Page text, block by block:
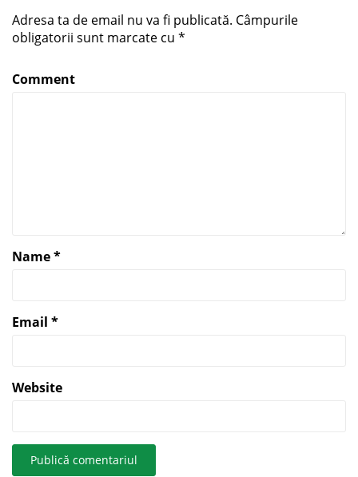
Adresa ta de email nu va fi publicată. Câmpurile
obligatorii sunt marcate cu *
Comment
Name*
Email *
Website